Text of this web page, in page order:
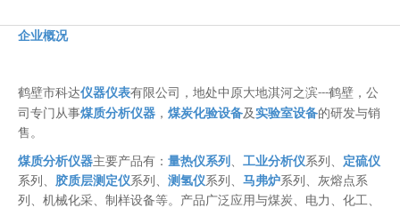
企业概况
鹤壁市科达仪器仪表有限公司，地处中原大地淇河之滨---鹤壁，公
司专门从事煤质分析仪器 ， 煤炭化验设备及实验室设备的研发与销
售。
煤质分析仪器主要产品有： 量热仪系列 、 工业分析仪系列、 定硫仪
系列、 胶质层测定仪系列、 测氢仪系列、 马弗炉系列、灰熔点系
列、机械化采、制样设备等。产品广泛应用与煤炭、电力、化工、